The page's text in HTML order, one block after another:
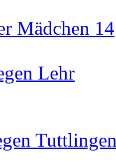
Mädchen 14
Lehr